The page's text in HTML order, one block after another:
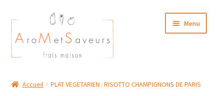
Aller
à
la
navigation
Aller
au
contenu
Menu
Accueil PLAT VEGETARIEN : RISOTTO CHAMPIGNONS DE PARIS